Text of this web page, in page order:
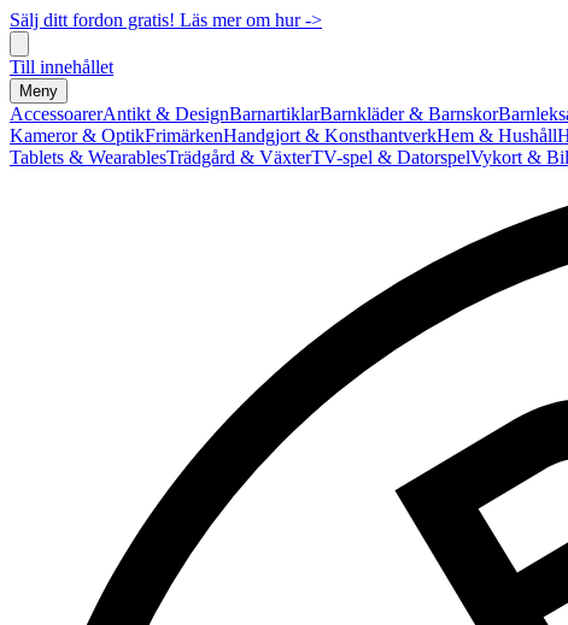
Sälj ditt fordon gratis! Läs mer om hur ->
Till innehållet
Meny
AccessoarerAntikt & DesignBarnartiklarBarnkläder & Barnskor
Kameror & OptikFrimärkenHandgjort & KonsthantverkHem & Hushåll
Tablets & WearablesTrädgård & VäxterTV-spel & DatorspelVykort &